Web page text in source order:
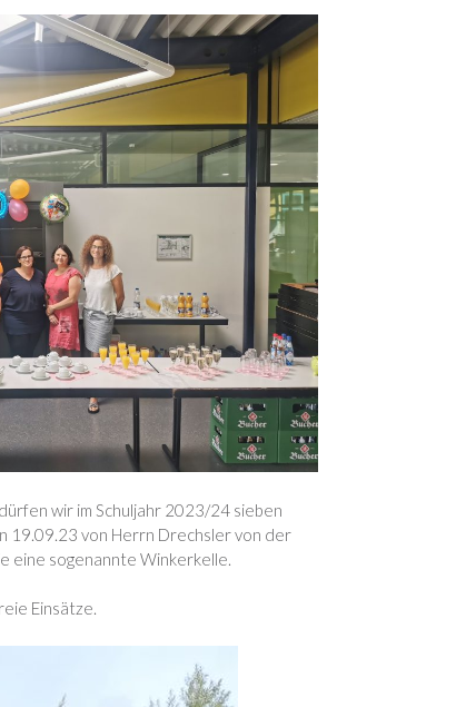
wir im Schuljahr 2023/24 sieben
19.09.23 von Herrn Drechsler von der
eine sogenannte Winkerkelle.
Einsätze.